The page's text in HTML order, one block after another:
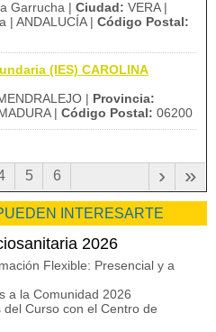
Garrucha | Ciudad: VERA |
| ANDALUCÍA | Código Postal:
(IES) CAROLINA
| Provincia:
| Código Postal: 06200
5 6 »
›
INTERESARTE
2026
Flexible: Presencial y a
a la Comunidad 2026
Curso con el Centro de